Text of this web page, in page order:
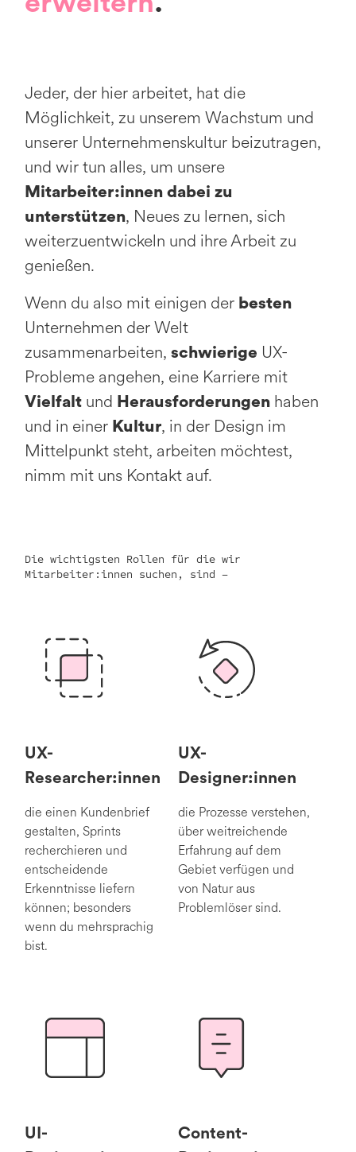
Jeder, der hier arbeitet, hat die
Möglichkeit, zu unserem Wachstum und
unserer Unternehmenskultur beizutragen,
und wir tun alles, um unsere
Mitarbeiter:innen dabei zu
unterstützen, Neues zu lernen, sich
weiterzuentwickeln und ihre Arbeit zu
genießen.
Wenn du also mit einigen der besten
Unternehmen der Welt
zusammenarbeiten, schwierige UX-
Probleme angehen, eine Karriere mit
Vielfaltund Herausforderungenhaben
und in einer Kultur, in der Design im
Mittelpunkt steht, arbeiten möchtest,
nimm mit uns Kontakt auf.
Die wichtigsten Rollen für die wir
Mitarbeiter:innen suchen, sind –
UX-
Researcher:innen
die einen Kundenbrief
gestalten, Sprints
recherchieren und
entscheidende
Erkenntnisse liefern
können; besonders
wenn du mehrsprachig
bist.
UX-
Designer:innen
die Prozesse verstehen,
über weitreichende
Erfahrung auf dem
Gebiet verfügen und
von Natur aus
Problemlöser sind.
UI-
Content-